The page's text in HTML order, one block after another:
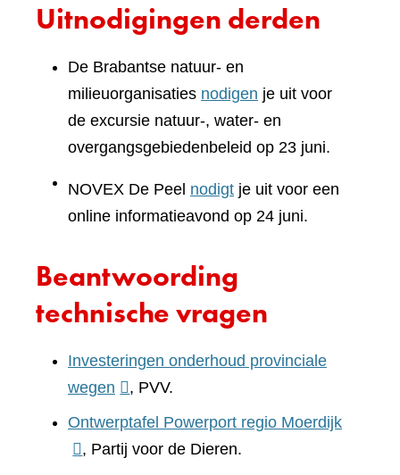
Uitnodigingen derden
De Brabantse natuur- en
milieuorganisaties nodigen je uit voor
de excursie natuur-, water- en
overgangsgebiedenbeleid op 23 juni.
NOVEX De Peel nodigt je uit voor een
online informatieavond op 24 juni.
Beantwoording
technische vragen
Investeringen onderhoud provinciale
wegen (verwijst
naar
een
, PVV.
Ontwerptafel Powerport regio Moerdijk(verwijst
, Partij voor de Dieren.